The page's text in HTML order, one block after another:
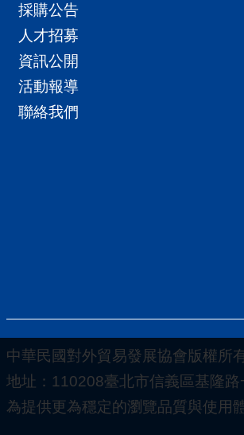
採購公告
人才招募
資訊公開
活動報導
聯絡我們
中華民國對外貿易發展協會版權所
地址：110208臺北市信義區基
為提供更為穩定的瀏覽品質與使